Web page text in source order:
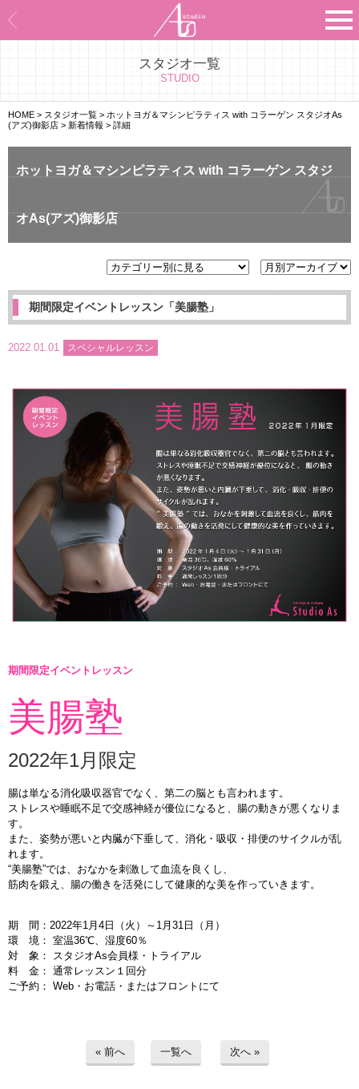
スタジオ一覧
STUDIO
HOME > スタジオ一覧 > ホットヨガ＆マシンピラティス with コラーゲン スタジオAs
(アズ)御影店 > 新着情報 > 詳細
ホットヨガ＆マシンピラティス with コラーゲン スタジ
オAs(アズ)御影店
期間限定イベントレッスン「美腸塾」
2022.01.01 スペシャルレッスン
期間限定イベントレッスン
美腸塾
2022年1月限定
腸は単なる消化吸収器官でなく、第二の脳とも言われます。
ストレスや睡眠不足で交感神経が優位になると、腸の動きが悪くなりま
す。
また、姿勢が悪いと内臓が下垂して、消化・吸収・排便のサイクルが乱
れます。
“美腸塾”では、おなかを刺激して血流を良くし、
筋肉を鍛え、腸の働きを活発にして健康的な美を作っていきます。
期 間：2022年1月4日（火）～1月31日（月）
環 境： 室温36℃、湿度60％
対 象： スタジオAs会員様・トライアル
料 金： 通常レッスン１回分
ご予約： Web・お電話・またはフロントにて
« 前へ 一覧へ 次へ »
Asのコンセプト
Asのナビゲーションシステム
施設紹介
よくあるご質問
エビデンス
会社案内
指導員育成コース
セミナー開催
スタッフブログ
ご入会のご予約